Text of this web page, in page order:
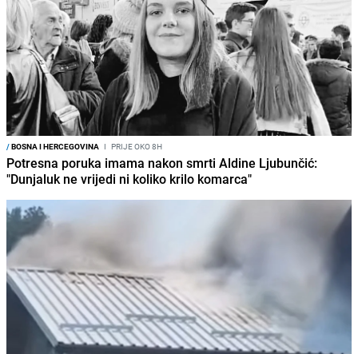
/BOSNA I HERCEGOVINA I PRIJE OKO 8H
Potresna poruka imama nakon smrti Aldine Ljubunčić:
"Dunjaluk ne vrijedi ni koliko krilo komarca"